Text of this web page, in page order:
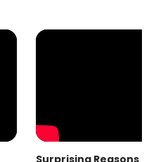
Surprising Reasons